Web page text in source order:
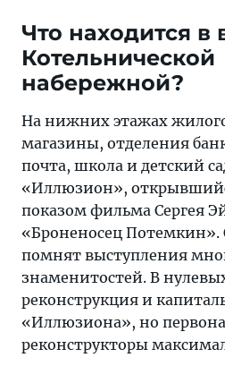
Что находится в
Котельнической
набережной?
На нижних этажах
магазины, отделения
почта, школа и детский
«Иллюзион»,
показом фильма Сергея
«Броненосец Потемкин».
помнят выступления
знаменитостей. В
реконструкция и
«Иллюзиона», но
реконструкторы